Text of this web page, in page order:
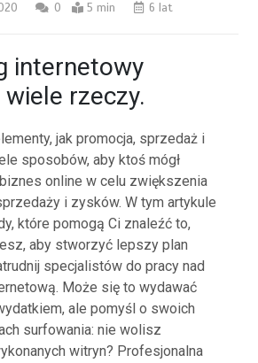
0 5 min 6 lat
internetowy
rzeczy.
jak promocja, sprzedaż i
sposobów, aby ktoś mógł
online w celu zwiększenia
i zysków. W tym artykule
które pomogą Ci znaleźć to,
aby stworzyć lepszy plan
specjalistów do pracy nad
Może się to wydawać
ale pomyśl o swoich
surfowania: nie wolisz
witryn? Profesjonalna